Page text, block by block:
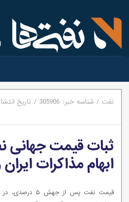
نفت / شناسه خبر: 305906
/ تاریخ
ثبات قیمت جهانی
ابهام مذاکرات
قیمت نفت پس از